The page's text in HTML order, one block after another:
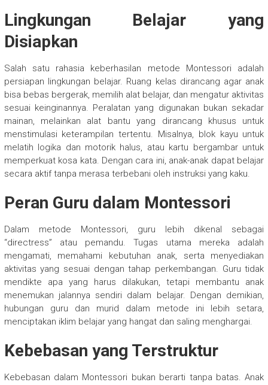
Lingkungan Belajar yang
Disiapkan
Salah satu rahasia keberhasilan metode Montessori adalah
persiapan lingkungan belajar. Ruang kelas dirancang agar anak
bisa bebas bergerak, memilih alat belajar, dan mengatur aktivitas
sesuai keinginannya. Peralatan yang digunakan bukan sekadar
mainan, melainkan alat bantu yang dirancang khusus untuk
menstimulasi keterampilan tertentu. Misalnya, blok kayu untuk
melatih logika dan motorik halus, atau kartu bergambar untuk
memperkuat kosa kata. Dengan cara ini, anak-anak dapat belajar
secara aktif tanpa merasa terbebani oleh instruksi yang kaku.
Peran Guru dalam Montessori
Dalam metode Montessori, guru lebih dikenal sebagai
“directress” atau pemandu. Tugas utama mereka adalah
mengamati, memahami kebutuhan anak, serta menyediakan
aktivitas yang sesuai dengan tahap perkembangan. Guru tidak
mendikte apa yang harus dilakukan, tetapi membantu anak
menemukan jalannya sendiri dalam belajar. Dengan demikian,
hubungan guru dan murid dalam metode ini lebih setara,
menciptakan iklim belajar yang hangat dan saling menghargai.
Kebebasan yang Terstruktur
Kebebasan dalam Montessori bukan berarti tanpa batas. Anak